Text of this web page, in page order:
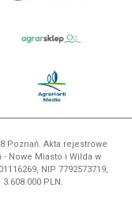
Poznań. Akta rejestrowe
Nowe Miasto i Wilda w
NIP 7792573719,
3.608.000 PLN.